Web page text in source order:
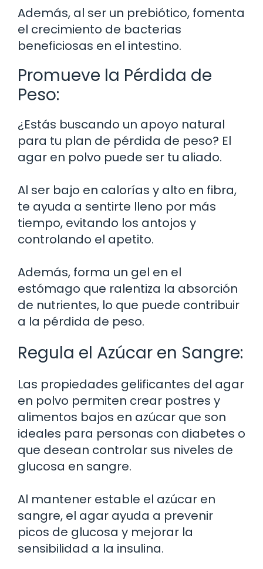
Además, al ser un prebiótico, fomenta
el crecimiento de bacterias
beneficiosas en el intestino.
Promueve la Pérdida de
Peso:
¿Estás buscando un apoyo natural
para tu plan de pérdida de peso? El
agar en polvo puede ser tu aliado.
Al ser bajo en calorías y alto en fibra,
te ayuda a sentirte lleno por más
tiempo, evitando los antojos y
controlando el apetito.
Además, forma un gel en el
estómago que ralentiza la absorción
de nutrientes, lo que puede contribuir
a la pérdida de peso.
Regula el Azúcar en Sangre:
Las propiedades gelificantes del agar
en polvo permiten crear postres y
alimentos bajos en azúcar que son
ideales para personas con diabetes o
que desean controlar sus niveles de
glucosa en sangre.
Al mantener estable el azúcar en
sangre, el agar ayuda a prevenir
picos de glucosa y mejorar la
sensibilidad a la insulina.